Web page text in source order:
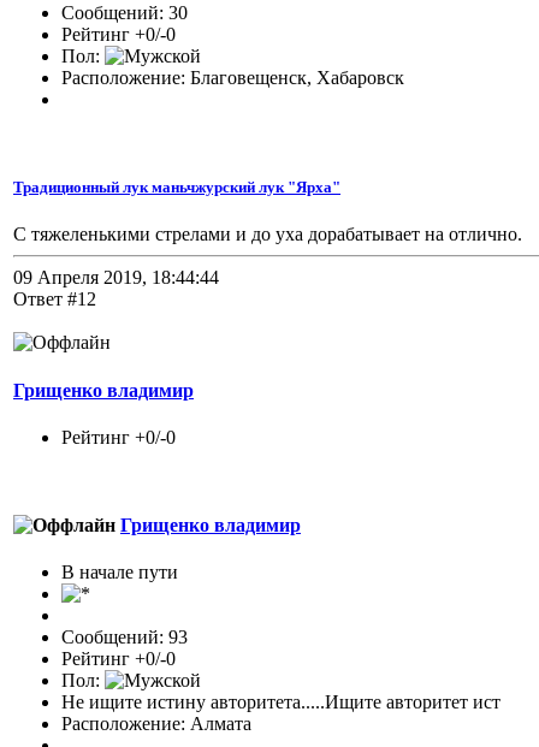
Сообщений: 30
Рейтинг +0/-0
Пол:
Расположение: Благовещенск, Хабаровск
Традиционный лук маньчжурский лук "Ярха"
С тяжеленькими стрелами и до уха дорабатывает на отлично.
09 Апреля 2019, 18:44:44
Ответ #12
Грищенко владимир
Рейтинг +0/-0
Грищенко владимир
В начале пути
Сообщений: 93
Рейтинг +0/-0
Пол:
Не ищите истину авторитета.....Ищите авторитет ист
Расположение: Алмата